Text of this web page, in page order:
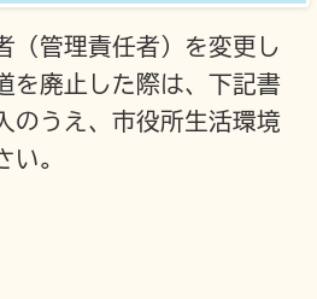
（管理責任者）を変更し
を廃止した際は、下記書
のうえ、市役所生活環境
い。